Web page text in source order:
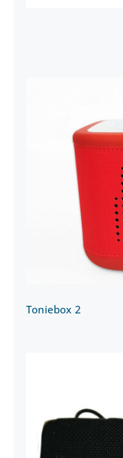
Toniebox 2